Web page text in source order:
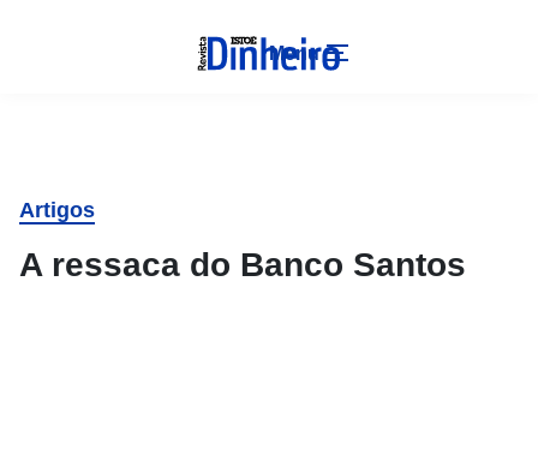
Menu
Artigos
A ressaca do Banco Santos